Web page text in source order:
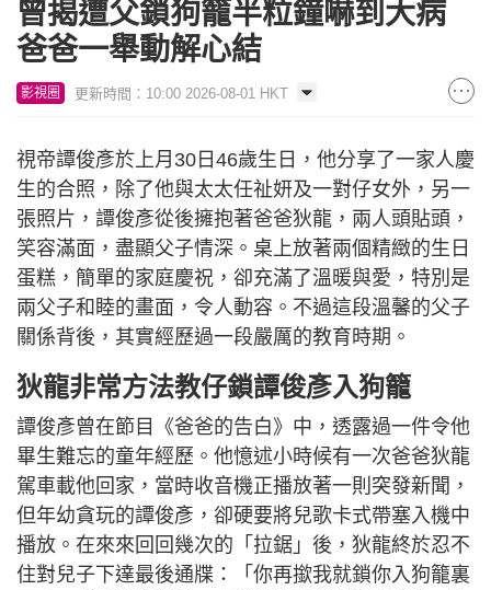
曾揭遭父鎖狗籠半粒鐘嚇到大病
爸爸一舉動解心結
影視圈 更新時間：10:00 2026-08-01 HKT
視帝譚俊彥於上月30日46歲生日，他分享了一家人慶
生的合照，除了他與太太任祉妍及一對仔女外，另一
張照片，譚俊彥從後擁抱著爸爸狄龍，兩人頭貼頭，
笑容滿面，盡顯父子情深。桌上放著兩個精緻的生日
蛋糕，簡單的家庭慶祝，卻充滿了溫暖與愛，特別是
兩父子和睦的畫面，令人動容。不過這段溫馨的父子
關係背後，其實經歷過一段嚴厲的教育時期。
狄龍非常方法教仔鎖譚俊彥入狗籠
譚俊彥曾在節目《爸爸的告白》中，透露過一件令他
畢生難忘的童年經歷。他憶述小時候有一次爸爸狄龍
駕車載他回家，當時收音機正播放著一則突發新聞，
但年幼貪玩的譚俊彥，卻硬要將兒歌卡式帶塞入機中
播放。在來來回回幾次的「拉鋸」後，狄龍終於忍不
住對兒子下達最後通牒：「你再撳我就鎖你入狗籠裏